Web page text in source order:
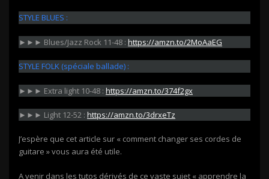
STYLE BLUES :
►►► Blues/Jazz Rock 11-48 : https://amzn.to/2MoAaEG
STYLE FOLK (spéciale ballade) :
►►► Extra light 10-48 : https://amzn.to/374f2gx
►►► Light 12-52 : https://amzn.to/3drxeTz
J’espère que cet article sur « comment changer ses cordes de
guitare » vous aura été utile.
A venir dans les tutos dérivés de ce vaste sujet « apprendre la